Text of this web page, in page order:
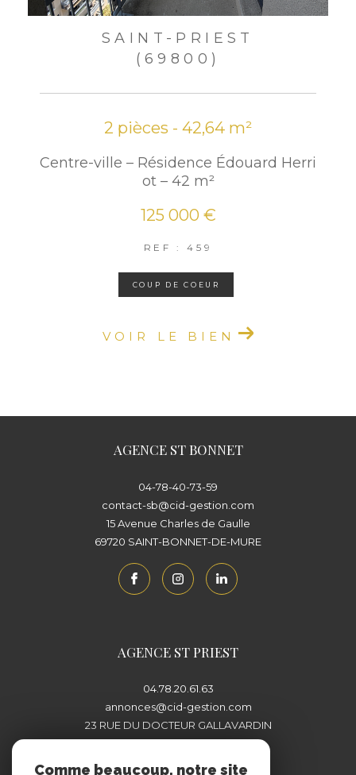
SAINT-PRIEST
(69800)
2 pièces - 42,64 m²
Centre-ville – Résidence Édouard Herri
ot – 42 m²
125 000 €
REF : 459
COUP DE COEUR
VOIR LE BIEN
AGENCE ST BONNET
04-78-40-73-59
contact-sb@cid-gestion.com
15 Avenue Charles de Gaulle
69720
SAINT-BONNET-DE-MURE
AGENCE ST PRIEST
04.78.20.61.63
annonces@cid-gestion.com
23 RUE DU DOCTEUR GALLAVARDIN
69800 SAINT-PRIEST
Comme beaucoup, notre site